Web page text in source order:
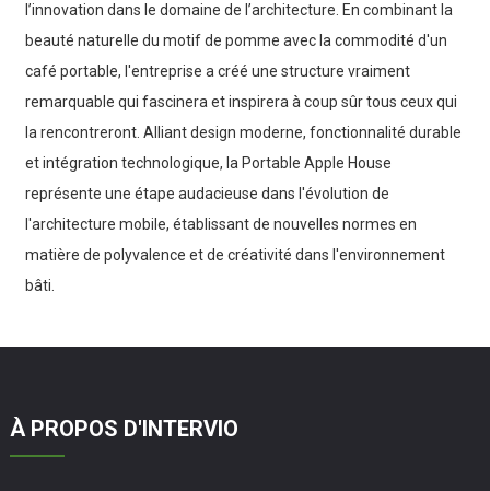
l’innovation dans le domaine de l’architecture. En combinant la
beauté naturelle du motif de pomme avec la commodité d'un
café portable, l'entreprise a créé une structure vraiment
remarquable qui fascinera et inspirera à coup sûr tous ceux qui
la rencontreront. Alliant design moderne, fonctionnalité durable
et intégration technologique, la Portable Apple House
représente une étape audacieuse dans l'évolution de
l'architecture mobile, établissant de nouvelles normes en
matière de polyvalence et de créativité dans l'environnement
bâti.
À PROPOS D'INTERVIO